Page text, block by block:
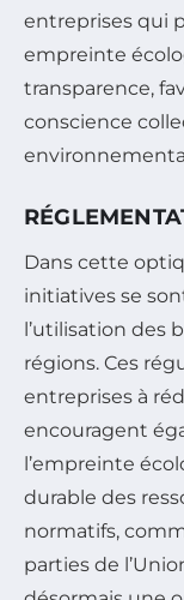
entreprises qui
empreinte
transparence,
conscience
Dans cette
initiatives se
l’utilisation des
régions. Ces
entreprises à
encouragent
l’empreinte
durable des
normatifs,
parties de